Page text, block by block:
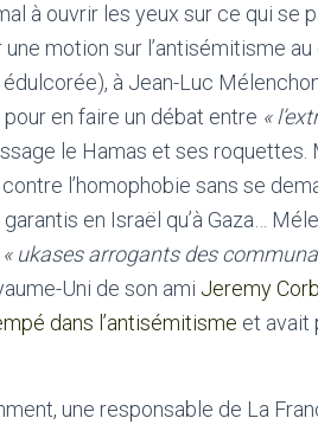
à ouvrir les yeux sur ce qui se
motion sur l’antisémitisme
à Jean-Luc
en faire un débat entre «
le Hamas et ses
l’homophobie sans se
en Israël qu’à Gaza…
« ukases arrogants des
Uni de son ami Jeremy
dans l’antisémitisme et avait
une responsable de La